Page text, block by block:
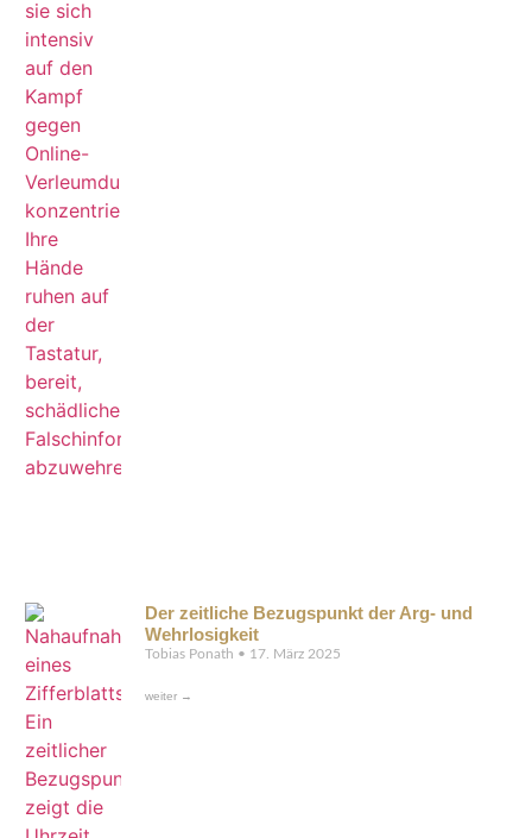
Der zeitliche Bezugspunkt der Arg- und
Wehrlosigkeit
Tobias Ponath 17. März 2025
weiter →